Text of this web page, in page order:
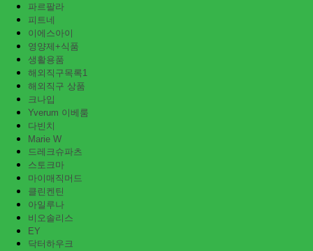
파르팔라
피트네
이에스아이
영양제+식품
생활용품
해외직구목록1
해외직구 상품
크나입
Yverum 이베룸
다빈치
Marie W
드레크슈파츠
스토크마
마이매직머드
클린켄틴
아일루나
비오솔리스
EY
닥터하우크